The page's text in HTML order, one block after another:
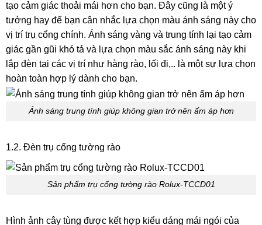
tạo cảm giác thoải mái hơn cho bạn. Đây cũng là một ý
tưởng hay để bạn cân nhắc lựa chọn màu ánh sáng này cho
vị trí trụ cổng chính. Ánh sáng vàng và trung tính lại tạo cảm
giác gần gũi khó tả và lựa chọn màu sắc ánh sáng này khi
lắp đèn tại các vị trí như hàng rào, lối đi,.. là một sự lựa chọn
hoàn toàn hợp lý dành cho bạn.
Ánh sáng trung tính giúp không gian trở nên ấm áp hơn
1.2. Đèn trụ cổng tường rào
Sản phẩm trụ cổng tường rào Rolux-TCCD01
Hình ảnh cây tùng được kết hợp kiểu dáng mái ngói của